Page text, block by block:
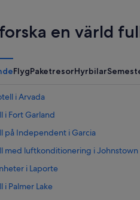
en värld
FlygPaketresorHyrbilar
i Arvada
i Fort Garland
på Independent i Garcia
med luftkonditionering i Johnstown
i Laporte
i Palmer Lake